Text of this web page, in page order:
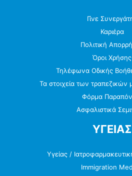
Γίνε
Καριέρα
Πολιτική
Όροι Χρήσης
Τηλέφωνα Οδικής
Τα στοιχεία των τραπεζικών
Φόρμα
Ασφαλιστικά
ΥΓΕΙΑΣ
Υγείας /
Immigration